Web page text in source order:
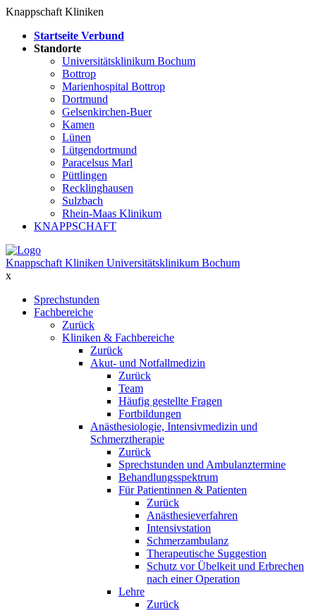
Knappschaft Kliniken
Startseite Verbund
Standorte
Universitätsklinikum Bochum
Bottrop
Marienhospital Bottrop
Dortmund
Gelsenkirchen-Buer
Kamen
Lünen
Lütgendortmund
Paracelsus Marl
Püttlingen
Recklinghausen
Sulzbach
Rhein-Maas Klinikum
KNAPPSCHAFT
Knappschaft Kliniken Universitätsklinikum Bochum
x
Sprechstunden
Fachbereiche
Zurück
Kliniken & Fachbereiche
Zurück
Akut- und Notfallmedizin
Zurück
Team
Häufig gestellte Fragen
Fortbildungen
Anästhesiologie, Intensivmedizin und
Schmerztherapie
Zurück
Sprechstunden und Ambulanztermine
Behandlungsspektrum
Für Patientinnen & Patienten
Zurück
Anästhesieverfahren
Intensivstation
Schmerzambulanz
Therapeutische Suggestion
Schutz vor Übelkeit und Erbrechen
nach einer Operation
Lehre
Zurück